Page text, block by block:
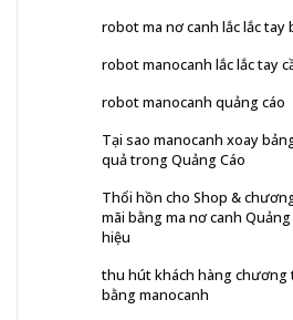
robot ma nơ canh lắc lắc tay
robot manocanh lắc lắc tay
robot manocanh quảng cáo
Tại sao manocanh xoay
quả trong Quảng Cáo
Thổi hồn cho Shop &
mãi bằng ma nơ canh
hiệu
thu hút khách hàng chương
bằng manocanh